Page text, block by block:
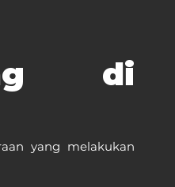
di
yang melakukan